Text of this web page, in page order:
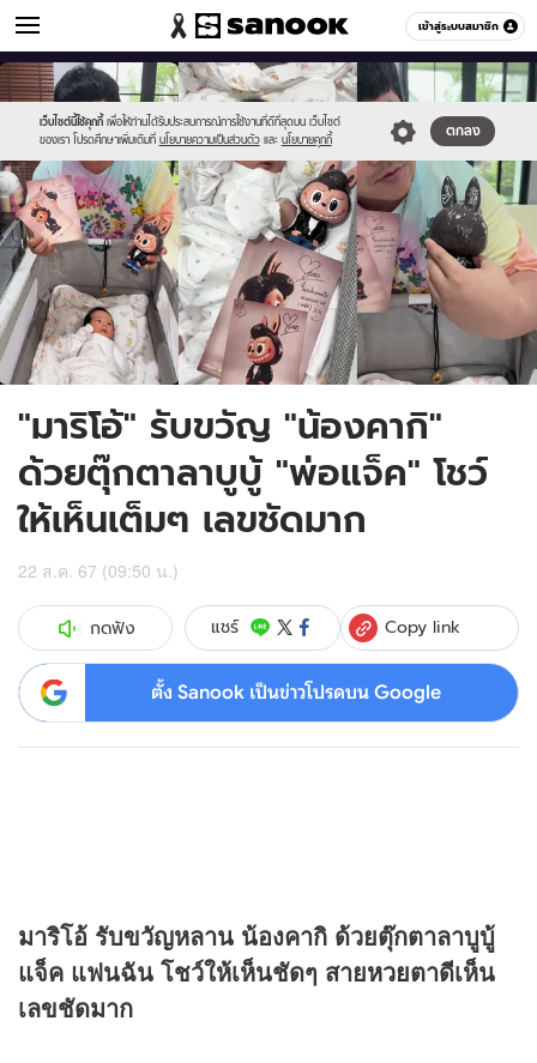
เข้าสู่ระบบสมาชิก
ข่าวบันเทิง หมวดอื่นๆ
เว็บไซต์นี้ใช้คุกกี้ เพื่อให้ท่านได้รับประสบการณ์การใช้งานที่ดีที่สุดบน เว็บไซต์
ของเรา โปรดศึกษาเพิ่มเติมที่ นโยบายความเป็นส่วนตัว และ นโยบายคุกกี้
ตกลง
Sanook
//s.isanook.com/sr/0/images/logo-
new-
sanook.png
600
60
//s.isanook.com/ns/0/ud/1903/9516346/555.jpg
"มาริโอ้" รับขวัญ "น้องคากิ"
ด้วยตุ๊กตาลาบูบู้ "พ่อแจ็ค" โชว์
ให้เห็นเต็มๆ เลขชัดมาก
22 ส.ค. 67 (09:50 น.)
กดฟัง แชร์ Copy link
ตั้ง Sanook เป็นข่าวโปรดบน Google
มาริโอ้ รับขวัญหลาน น้องคากิ ด้วยตุ๊กตาลาบูบู้
แจ็ค แฟนฉัน โชว์ให้เห็นชัดๆ สายหวยตาดีเห็น
เลขชัดมาก